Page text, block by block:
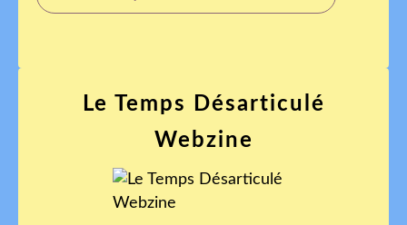
Le Temps Désarticulé
Webzine